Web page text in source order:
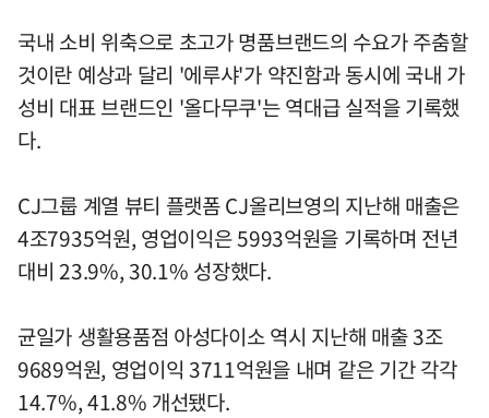
국내 소비 위축으로 초고가 명품브랜드의 수요가 주춤할
것이란 예상과 달리 '에루샤'가 약진함과 동시에 국내 가
성비 대표 브랜드인 '올다무쿠'는 역대급 실적을 기록했
다.
CJ그룹 계열 뷰티 플랫폼 CJ올리브영의 지난해 매출은
4조7935억원, 영업이익은 5993억원을 기록하며 전년
대비 23.9%, 30.1% 성장했다.
균일가 생활용품점 아성다이소 역시 지난해 매출 3조
9689억원, 영업이익 3711억원을 내며 같은 기간 각각
14.7%, 41.8% 개선됐다.